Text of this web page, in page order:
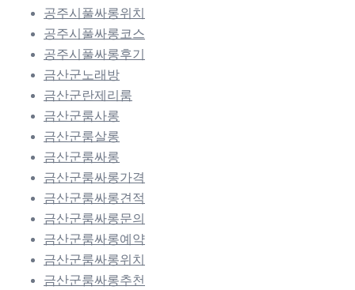
공주시풀싸롱위치
공주시풀싸롱코스
공주시풀싸롱후기
금산군노래방
금산군란제리룸
금산군룸사롱
금산군룸살롱
금산군룸싸롱
금산군룸싸롱가격
금산군룸싸롱견적
금산군룸싸롱문의
금산군룸싸롱예약
금산군룸싸롱위치
금산군룸싸롱추천